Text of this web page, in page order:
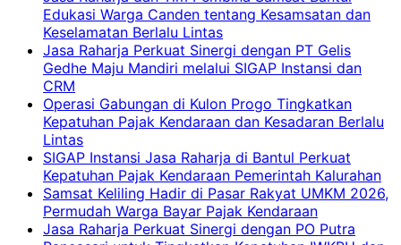
Edukasi Warga Canden tentang Kesamsatan dan
Keselamatan Berlalu Lintas
Jasa Raharja Perkuat Sinergi dengan PT Gelis
Gedhe Maju Mandiri melalui SIGAP Instansi dan
CRM
Operasi Gabungan di Kulon Progo Tingkatkan
Kepatuhan Pajak Kendaraan dan Kesadaran Berlalu
Lintas
SIGAP Instansi Jasa Raharja di Bantul Perkuat
Kepatuhan Pajak Kendaraan Pemerintah Kalurahan
Samsat Keliling Hadir di Pasar Rakyat UMKM 2026,
Permudah Warga Bayar Pajak Kendaraan
Jasa Raharja Perkuat Sinergi dengan PO Putra